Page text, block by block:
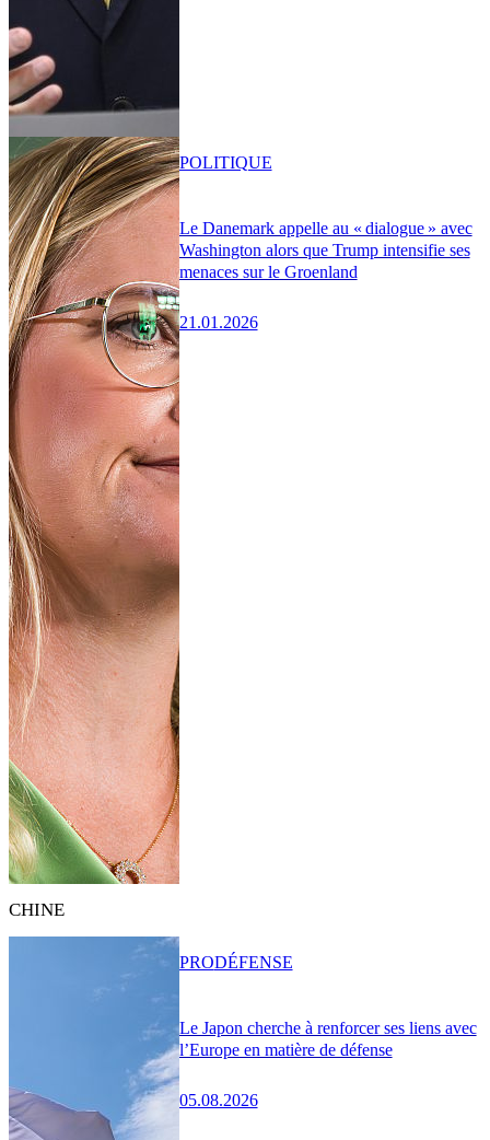
Le Danemark appelle au « dialogue » avec
Washington alors que Trump intensifie ses
menaces sur le Groenland
21.01.2026
POLITIQUE
CHINE
Le Japon cherche à renforcer ses liens avec
l’Europe en matière de défense
05.08.2026
PRODÉFENSE